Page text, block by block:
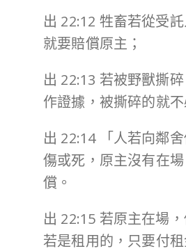
出 22:12 牲畜若從受
就要賠償原主；
出 22:13 若被野獸撕
作證據，被撕碎的就不
出 22:14 「人若向鄰
傷或死，原主沒有在
償。
出 22:15 若原主在場
若是租用的，只要付租